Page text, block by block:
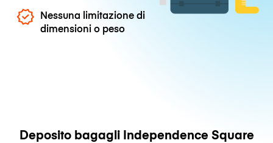
Nessuna limitazione di
dimensioni o peso
Deposito bagagli Independence Square